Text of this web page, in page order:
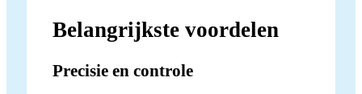
Belangrijkste voordelen
Precisie en controle